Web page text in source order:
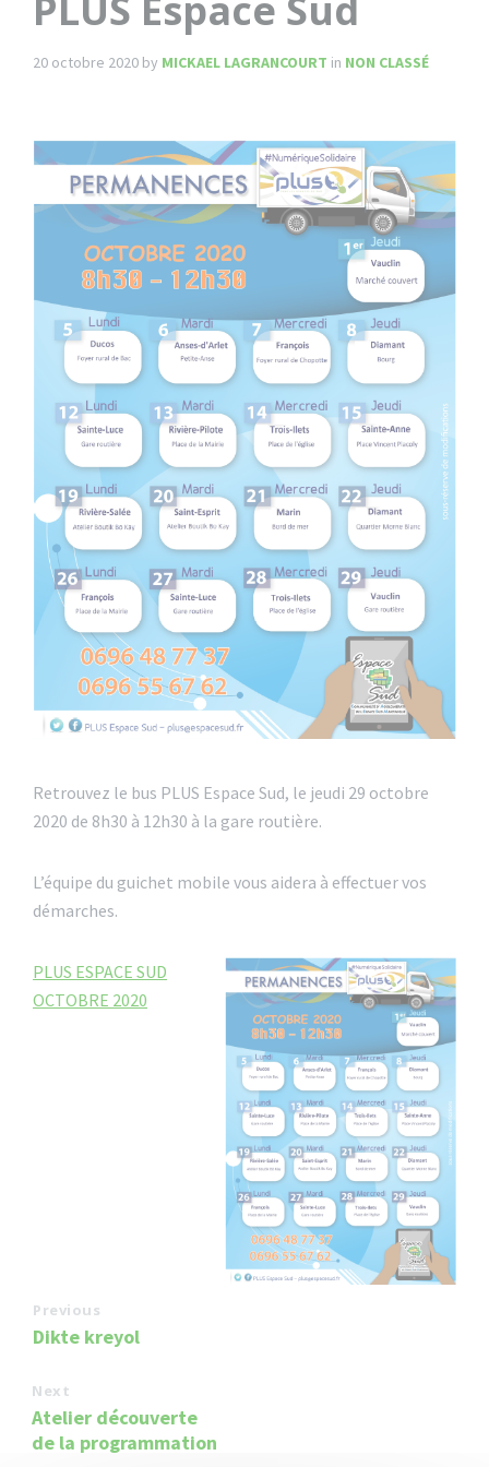
20 octobre 2020 by MICKAEL LAGRANCOURT in NON CLASSÉ
Retrouvez le bus PLUS Espace Sud, le jeudi 29 octobre
2020 de 8h30 à 12h30 à la gare routière.
L’équipe du guichet mobile vous aidera à effectuer vos
démarches.
PLUS ESPACE SUD
OCTOBRE 2020
Previous
Dikte kreyol
Next
Atelier découverte
de la programmation